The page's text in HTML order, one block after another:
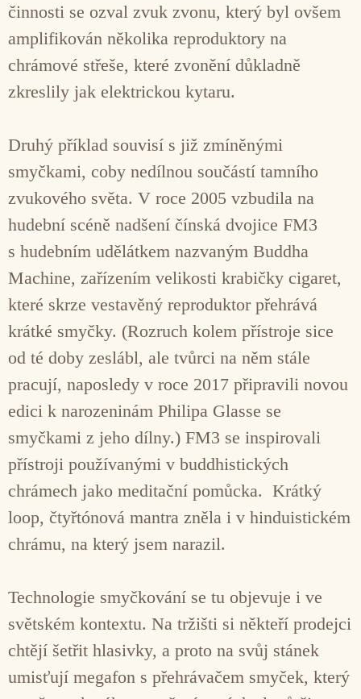
činnosti se ozval zvuk zvonu, který byl ovšem
amplifikován několika reproduktory na
chrámové střeše, které zvonění důkladně
zkreslily jak elektrickou kytaru.
Druhý příklad souvisí s již zmíněnými
smyčkami, coby nedílnou součástí tamního
zvukového světa. V roce 2005 vzbudila na
hudební scéně nadšení čínská dvojice FM3
s hudebním udělátkem nazvaným Buddha
Machine, zařízením velikosti krabičky cigaret,
které skrze vestavěný reproduktor přehrává
krátké smyčky. (Rozruch kolem přístroje sice
od té doby zeslábl, ale tvůrci na něm stále
pracují, naposledy v roce 2017 připravili novou
edici k narozeninám Philipa Glasse se
smyčkami z jeho dílny.) FM3 se inspirovali
přístroji používanými v buddhistických
chrámech jako meditační pomůcka. Krátký
loop, čtyřtónová mantra zněla i v hinduistickém
chrámu, na který jsem narazil.
Technologie smyčkování se tu objevuje i ve
světském kontextu. Na tržišti si někteří prodejci
chtějí šetřit hlasivky, a proto na svůj stánek
umisťují megafon s přehrávačem smyček, který